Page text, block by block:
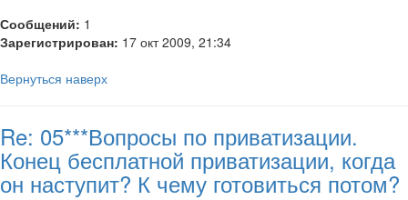
Сообщений: 1
Зарегистрирован: 17 окт 2009, 21:34
Вернуться наверх
Re: 05***Вопросы по приватизации.
Конец бесплатной приватизации, когда
он наступит? К чему готовиться потом?